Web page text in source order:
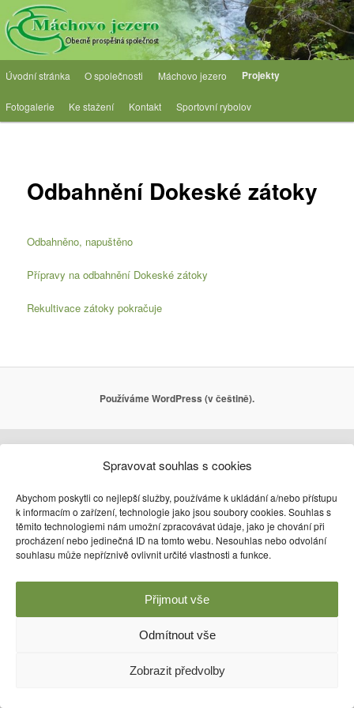
Spravovat souhlas s cookies
Abychom poskytli co nejlepší služby, používáme k ukládání a/nebo přístupu
k informacím o zařízení, technologie jako jsou soubory cookies. Souhlas s
těmito technologiemi nám umožní zpracovávat údaje, jako je chování při
procházení nebo jedinečná ID na tomto webu. Nesouhlas nebo odvolání
souhlasu může nepříznivě ovlivnit určité vlastnosti a funkce.
Přijmout vše
Odmítnout vše
Zobrazit předvolby
Přejít
k
hlavnímu
obsahu
webu OPS Máchovo jezero
Obecně prospěšná společnost
Hlavní
menu
Úvodní stránka O společnosti Máchovo jezero Projekty
Fotogalerie Ke stažení Kontakt Sportovní rybolov
Odbahnění Dokeské zátoky
Odbahněno, napuštěno
Přípravy na odbahnění Dokeské zátoky
Rekultivace zátoky pokračuje
Používáme WordPress (v češtině).